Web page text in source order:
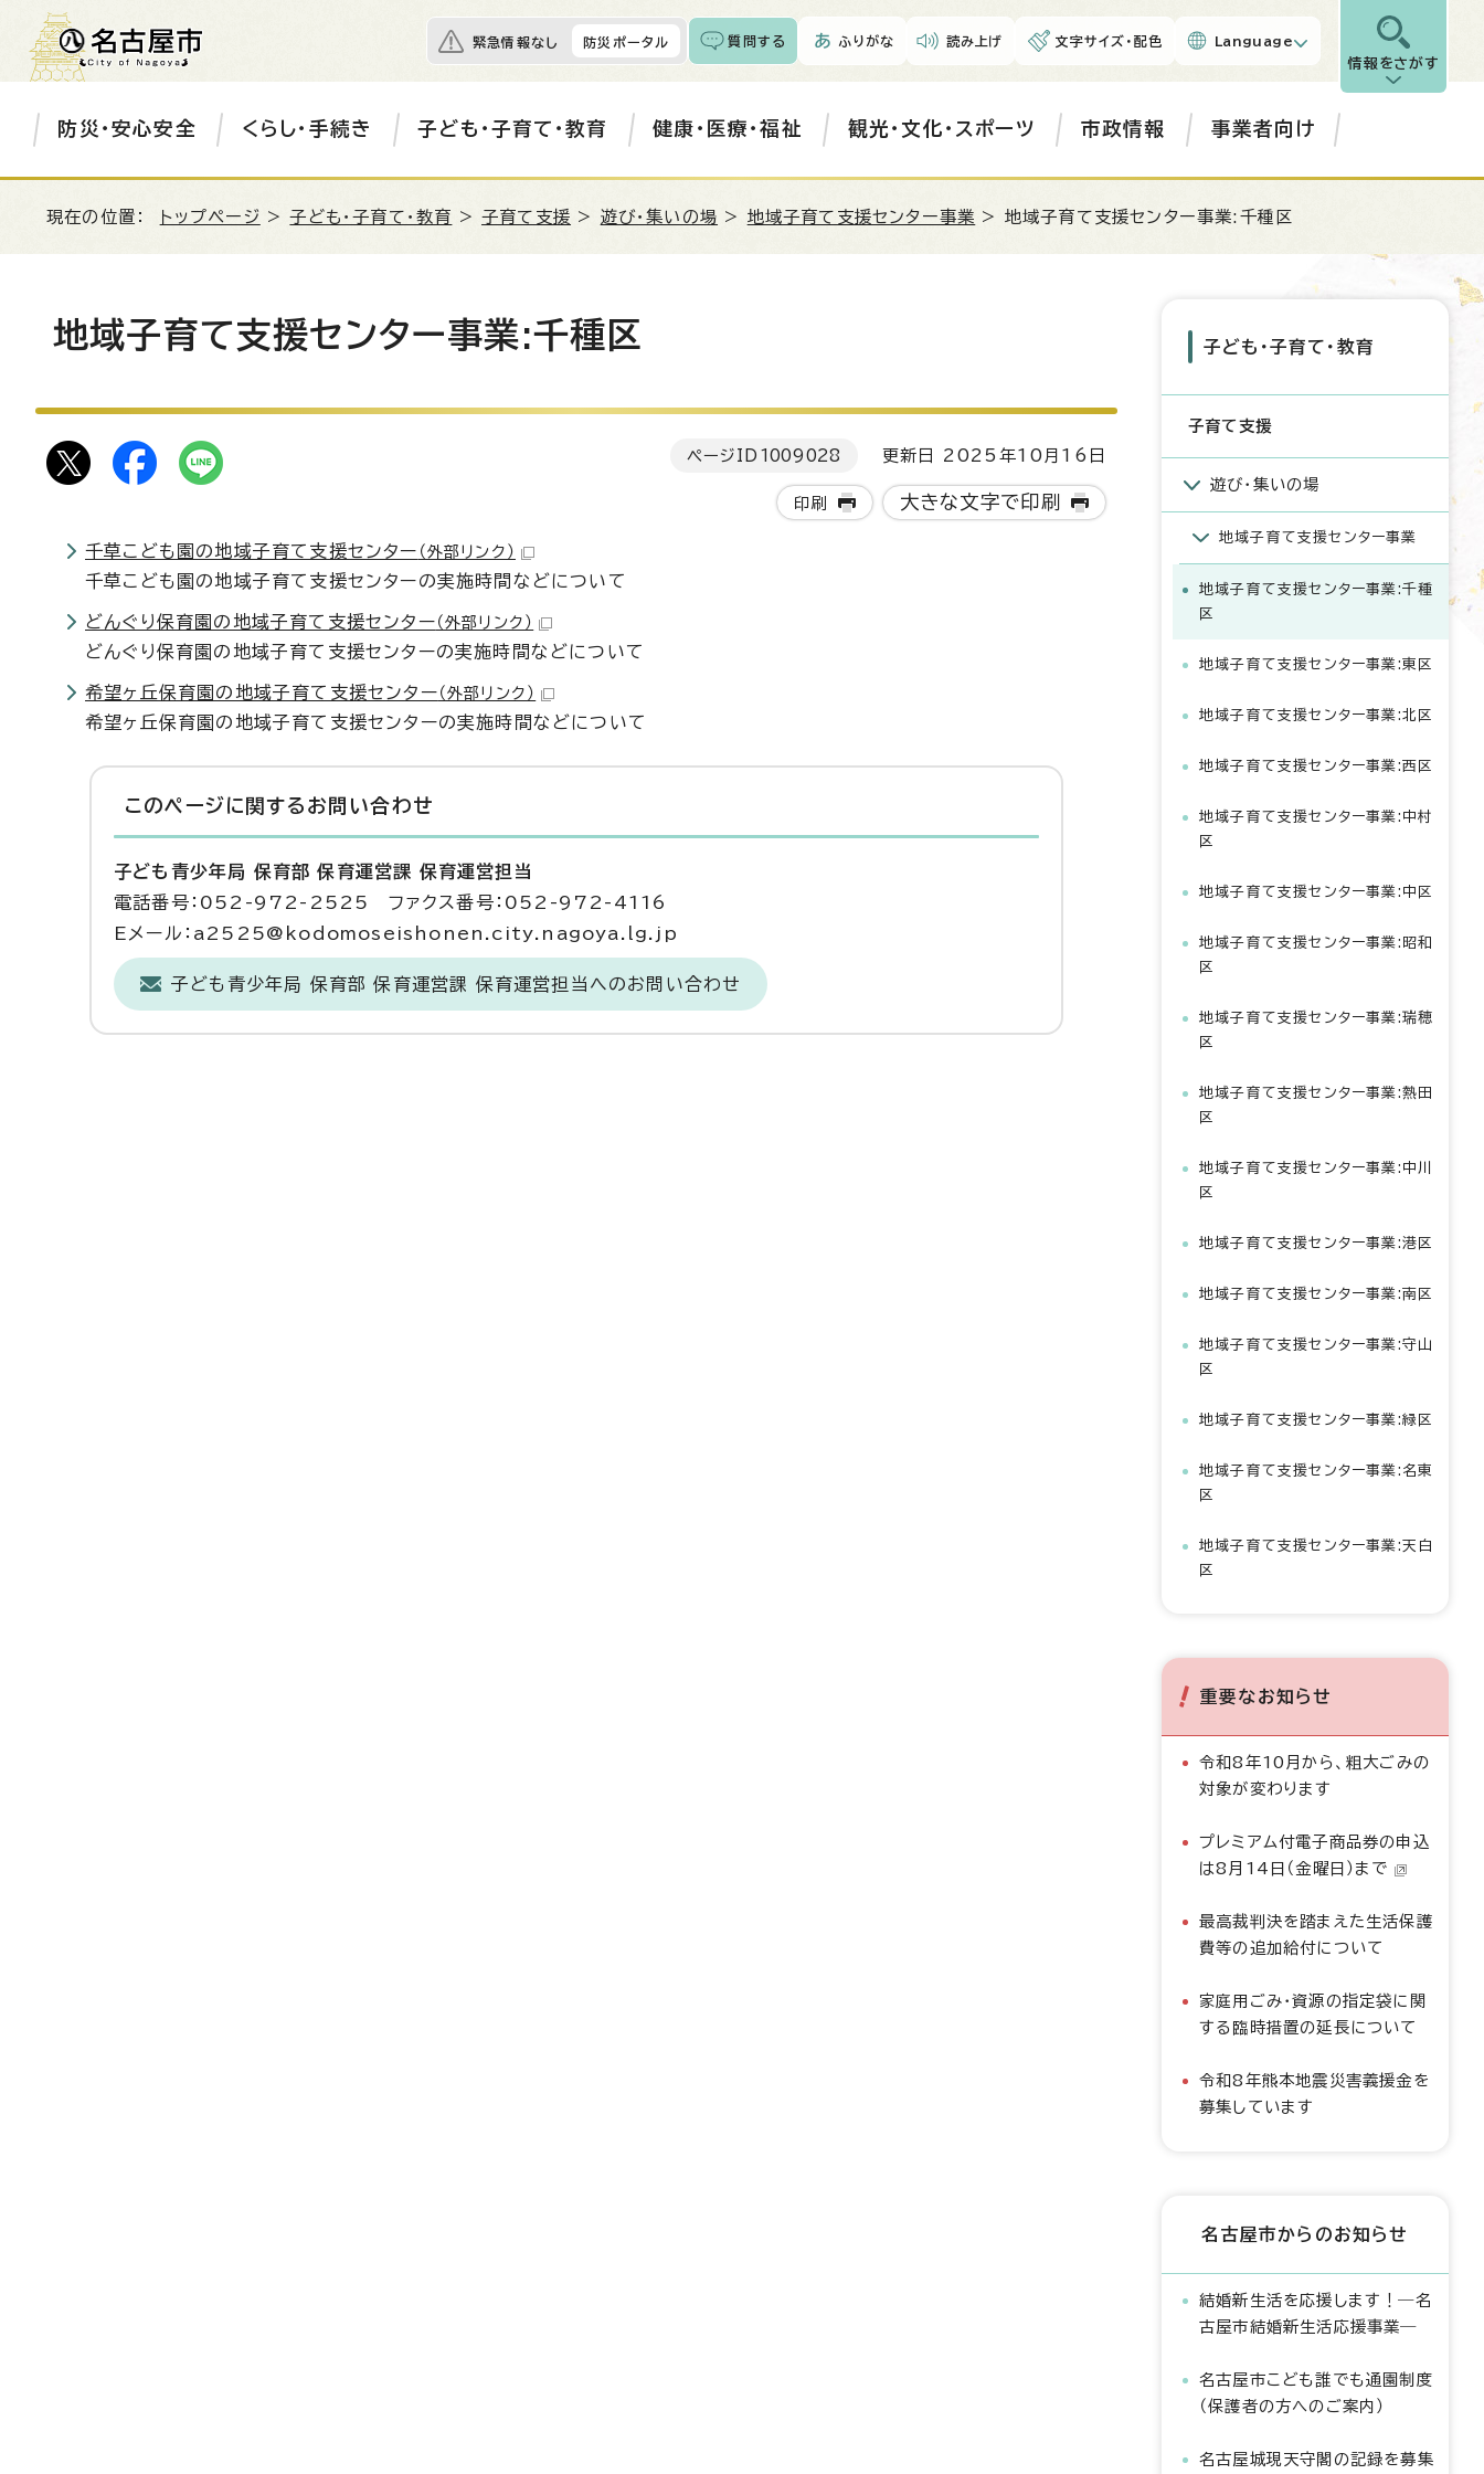
緊急情報なし 防災ポータル 質問する ふりがな 読み上げ 文字サイズ・配色 Language
情報をさがす
防災・安心安全 くらし・手続き 子ども・子育て・教育 健康・医療・福祉 観光・文化・スポーツ 市政情報 事業者向け
現在の位置： トップページ >子ども・子育て・教育 >子育て支援 > 遊び・集いの場 > 地域子育て支援センター事業 > 地域子育て支援センター事業:千種区
地域子育て支援センター事業:千種区
ページID 1009028 更新日 2025年10月16日
印刷 大きな文字で印刷
千草こども園の地域子育て支援センター （外部リンク）
千草こども園の地域子育て支援センターの実施時間などについて
どんぐり保育園の地域子育て支援センター （外部リンク）
どんぐり保育園の地域子育て支援センターの実施時間などについて
希望ヶ丘保育園の地域子育て支援センター （外部リンク）
希望ヶ丘保育園の地域子育て支援センターの実施時間などについて
このページに関する お問い合わせ
子ども青少年局 保育部 保育運営課 保育運営担当
電話番号：052-972-2525 ファクス番号：052-972-4116
Eメール：a2525@kodomoseishonen.city.nagoya.lg.jp
子ども青少年局 保育部 保育運営課 保育運営担当へのお問い合わせ
子ども・子育て・教育
子育て支援
遊び・集いの場
地域子育て支援センター事業
地域子育て支援センター事業:千種
区
地域子育て支援センター事業:東区
地域子育て支援センター事業:北区
地域子育て支援センター事業:西区
地域子育て支援センター事業:中村
区
地域子育て支援センター事業:中区
地域子育て支援センター事業:昭和
区
地域子育て支援センター事業:瑞穂
区
地域子育て支援センター事業:熱田
区
地域子育て支援センター事業:中川
区
地域子育て支援センター事業:港区
地域子育て支援センター事業:南区
地域子育て支援センター事業:守山
区
地域子育て支援センター事業:緑区
地域子育て支援センター事業:名東
区
地域子育て支援センター事業:天白
区
重要なお知らせ
令和8年10月から、粗大ごみの
対象が変わります
プレミアム付電子商品券の申込
は8月14日（金曜日）まで
最高裁判決を踏まえた生活保護
費等の追加給付について
家庭用ごみ・資源の指定袋に関
する臨時措置の延長について
令和8年熊本地震災害義援金を
募集しています
名古屋市からのお知らせ
結婚新生活を応援します！―名
古屋市結婚新生活応援事業―
名古屋市こども誰でも通園制度
（保護者の方へのご案内）
名古屋城現天守閣の記録を募集